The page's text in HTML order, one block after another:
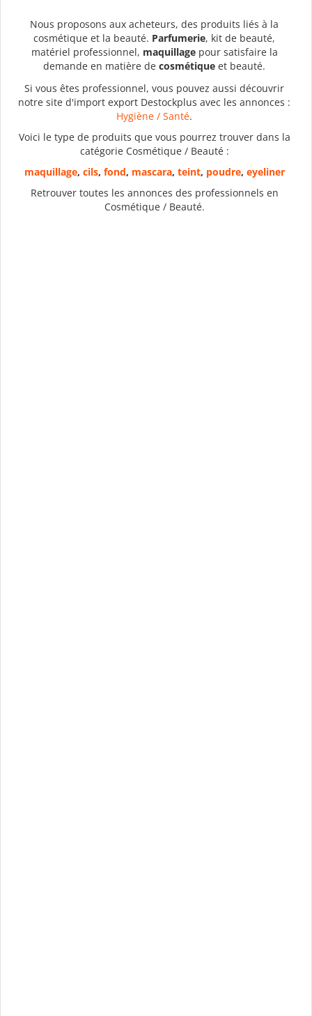
Nous proposons aux acheteurs, des produits liés à la
cosmétique et la beauté. Parfumerie, kit de beauté,
matériel professionnel, maquillage pour satisfaire la
demande en matière decosmétiqueet beauté.
Si vous êtes professionnel, vous pouvez aussi découvrir
notre site d'import export Destockplus avec les annonces :
Hygiène / Santé.
Voici le type de produits que vous pourrez trouver dans la
catégorie Cosmétique / Beauté :
maquillage, cils, fond, mascara, teint, poudre, eyeliner
Retrouver toutes les annonces des professionnels en
Cosmétique / Beauté.